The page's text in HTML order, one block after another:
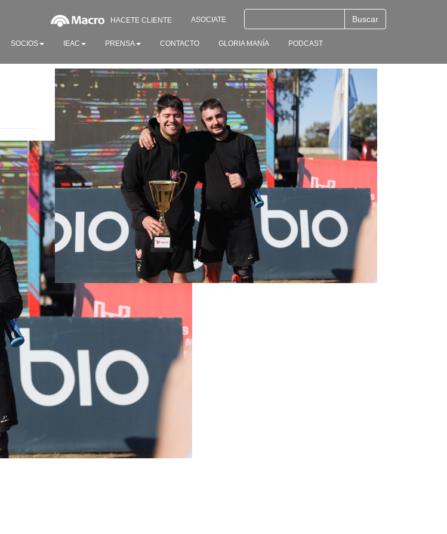
HACETE CLIENTE ASOCIATE
SOCIOS IEAC PRENSA CONTACTO GLORIA MANÍA PODCAST